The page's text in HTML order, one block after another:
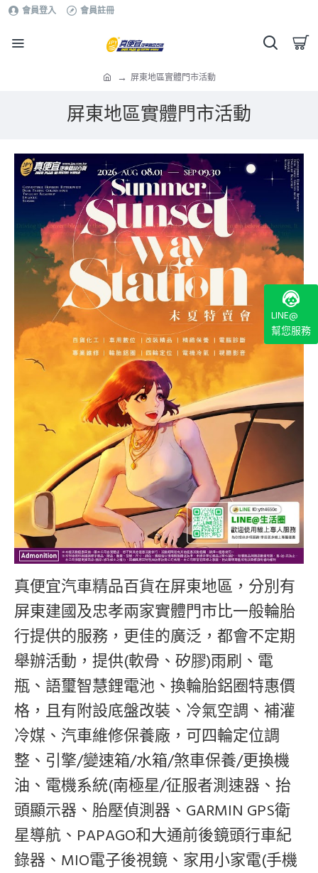
會員登入 會員註冊
屏東地區實體門市活動
屏東地區實體門市活動
真便宜汽車精品百貨在屏東地區，分別有
屏東建國及忠孝兩家實體門市比一般輪胎
行提供的服務，更佳的廣泛 ，都會不定期
舉辦活動，提供(軟骨、矽膠)雨刷、 電
瓶、語璽智慧鋰電池、 換輪胎鋁圈特惠價
格，且有附設底盤改裝、冷氣空調、補灌
冷媒、汽車維修保養廠，可四輪定位調
整、引擎/變速箱/水箱/煞車保養/更換機
油、電機系統(南極星/征服者測速器 、 抬
頭顯示器、胎壓偵測器、 GARMIN GPS衛
星導航、PAPAGO和大通前後鏡頭行車紀
錄器、MIO電子後視鏡、 家用小家電(手機
LINE@
幫您服務